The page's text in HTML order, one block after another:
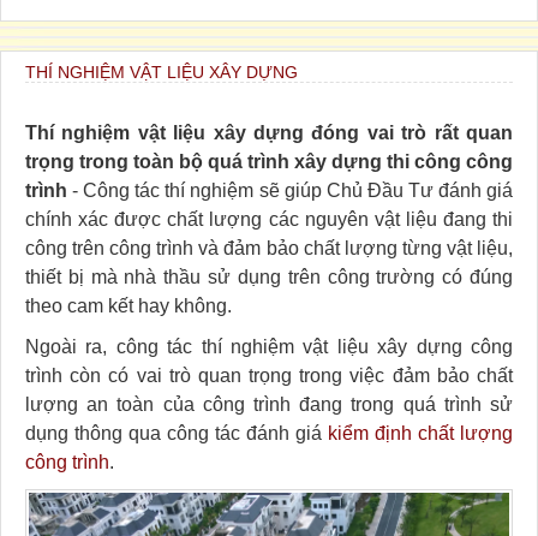
THÍ NGHIỆM VẬT LIỆU XÂY DỰNG
Thí nghiệm vật liệu xây dựng đóng vai trò rất quan
trọng trong toàn bộ quá trình xây dựng thi công công
trình - Công tác thí nghiệm sẽ giúp Chủ Đầu Tư đánh giá
chính xác được chất lượng các nguyên vật liệu đang thi
công trên công trình và đảm bảo chất lượng từng vật liệu,
thiết bị mà nhà thầu sử dụng trên công trường có đúng
theo cam kết hay không.
Ngoài ra, công tác thí nghiệm vật liệu xây dựng công
trình còn có vai trò quan trọng trong việc đảm bảo chất
lượng an toàn của công trình đang trong quá trình sử
dụng thông qua công tác đánh giá kiểm định chất lượng
công trình.